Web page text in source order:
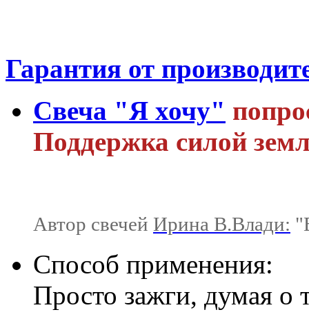
Гарантия от
Свеча "Я хочу"
Поддержка силой
Автор свечей Ирина В.Влади:
Способ применения:
Просто зажги, думая о